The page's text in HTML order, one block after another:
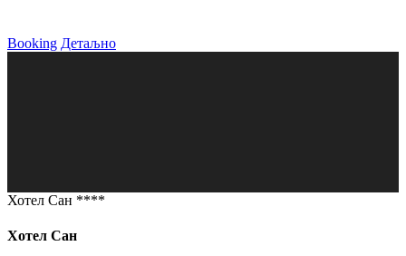
Booking Детаљно
Хотел Сан ****
Хотел Сан